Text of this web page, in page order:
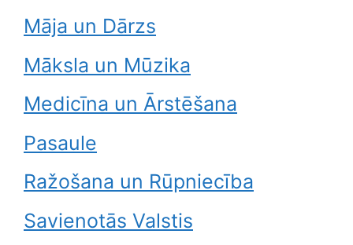
Māja un Dārzs
Māksla un Mūzika
Medicīna un Ārstēšana
Pasaule
Ražošana un Rūpniecība
Savienotās Valstis